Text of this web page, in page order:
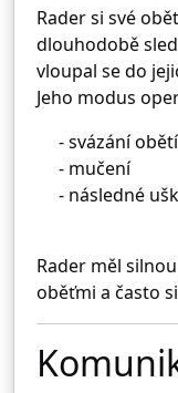
Rader si své
dlouhodobě
vloupal se do
Jeho modus
- svázání obětí
- mučení
- následné
Rader měl
oběťmi a často